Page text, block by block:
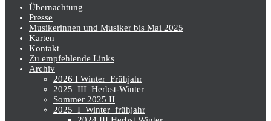
Übernachtung
Presse
Musikerinnen und Musiker bis Mai 2025
Karten
Kontakt
Zu empfehlende Links
Archiv
2026 I Winter_Frühjahr
2025_III_Herbst-Winter
Sommer 2025 II
2025_I_Winter_frühjahr